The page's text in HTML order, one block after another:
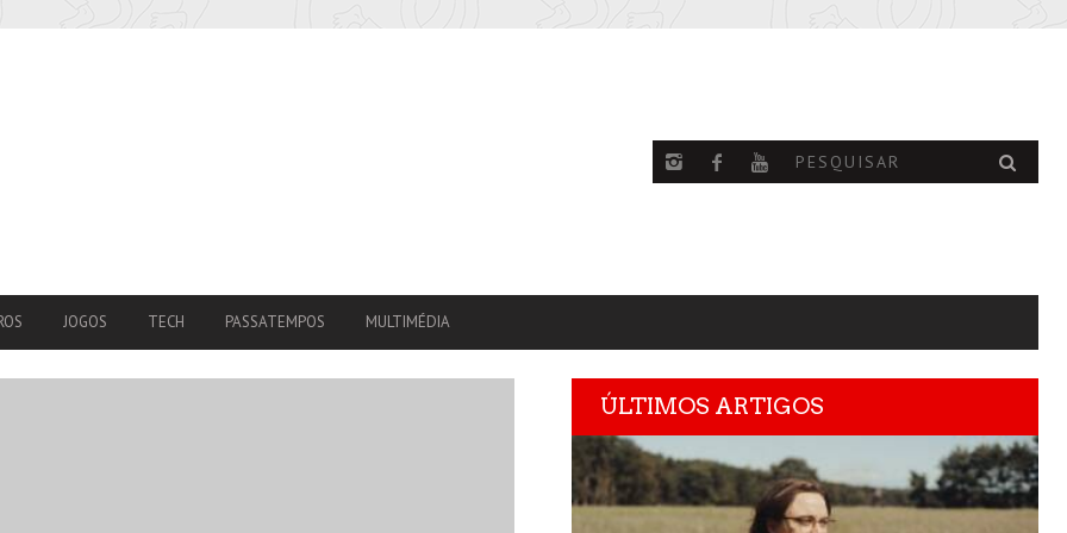
JOGOS TECH PASSATEMPOS MULTIMÉDIA
ÚLTIMOS ARTIGOS